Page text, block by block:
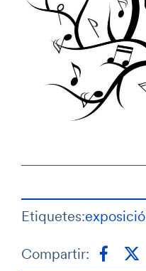
Etiquetes:exposició
Compartir: